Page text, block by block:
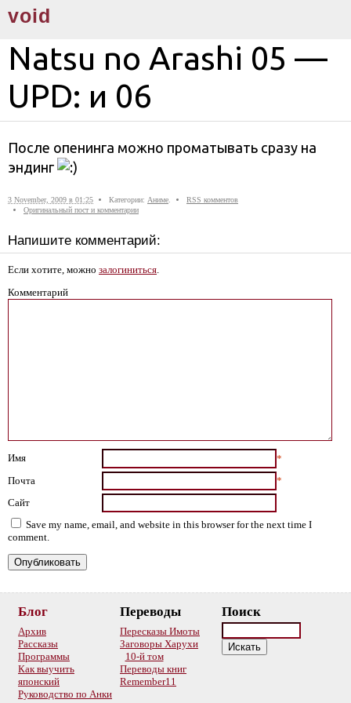
void
Natsu no Arashi 05 —
UPD: и 06
После опенинга можно проматывать сразу на
эндинг
3 November, 2009 в 01:25 Категории: Аниме
RSS комментов
Оригинальный пост и комментарии
Напишите комментарий:
Если хотите, можно залогиниться.
Комментарий
Имя
*
Почта
*
Сайт
Save my name, email, and website in this browser for the next time I
comment.
Блог
Архив
Рассказы
Программы
Как выучить
японский
Руководство по Анки
Переводы
Пересказы Имоты
Заговоры Харухи
10-й том
Переводы книг
Remember11
Поиск